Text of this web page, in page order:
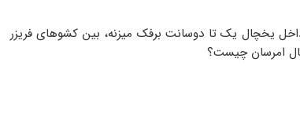
یخچال یک تا دوسانت برفک میزنه، بین کشوهای فریزر
امرسان چیست؟